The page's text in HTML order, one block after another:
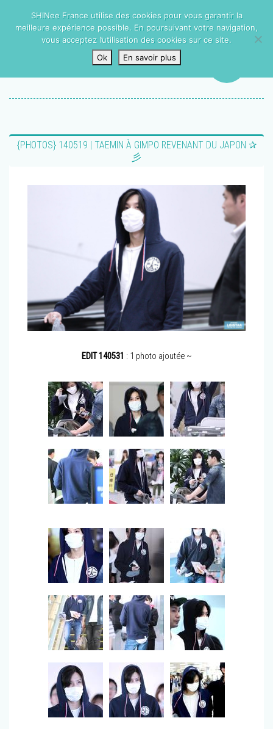
{PHOTOS} 140519 | TAEMIN À GIMPO REVENANT DU JAPON ✰
彡
EDIT 140531 : 1 photo ajoutée ~
SHINee France utilise des cookies pour vous garantir la
meilleure expérience possible. En poursuivant votre navigation,
vous acceptez l’utilisation des cookies sur ce site.
Ok
En savoir plus